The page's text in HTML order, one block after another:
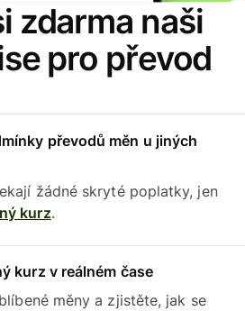
zdarma naši
pro převod
převodů měn u jiných
žádné skryté poplatky, jen
kurz.
kurz v reálném čase
měny a zjistěte, jak se